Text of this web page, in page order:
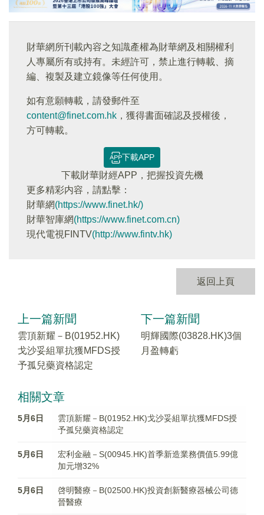
財華網所刊載內容之知識產權為財華網及相關權利
人專屬所有或持有。未經許可，禁止進行轉載、摘
編、複製及建立鏡像等任何使用。
如有意願轉載，請發郵件至
content@finet.com.hk ，獲得書面確認及授權後，
方可轉載。
下載APP
下載財華財經APP，把握投資先機
更多精彩内容，請點擊：
財華網(https://www.finet.hk/)
財華智庫網(https://www.finet.com.cn)
現代電視FINTV(http://www.fintv.hk)
返回上頁
上一篇新聞
雲頂新耀－B(01952.HK)
戈沙妥組單抗獲MFDS授
予孤兒藥資格認定
下一篇新聞
明輝國際(03828.HK)3個
月盈轉虧
相關文章
5月6日
雲頂新耀－B(01952.HK)戈沙妥組單抗獲MFDS授
予孤兒藥資格認定
5月6日
宏利金融－S(00945.HK)首季新造業務價值5.99億
加元增32%
5月6日
啓明醫療－B(02500.HK)投資創新醫療器械公司德
晉醫療